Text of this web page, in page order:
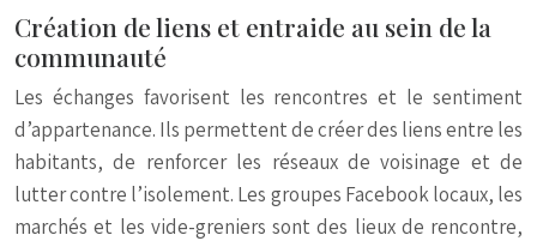
Création de liens et entraide au sein de la
communauté
Les échanges favorisent les rencontres et le sentiment
d’appartenance. Ils permettent de créer des liens entre les
habitants, de renforcer les réseaux de voisinage et de
lutter contre l’isolement. Les groupes Facebook locaux, les
marchés et les vide-greniers sont des lieux de rencontre,